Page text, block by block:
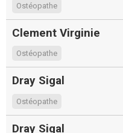
Ostéopathe
Clement Virginie
Ostéopathe
Dray Sigal
Ostéopathe
Dray Sigal